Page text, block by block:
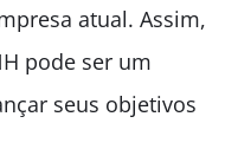
atual. Assim,
pode ser um
seus objetivos